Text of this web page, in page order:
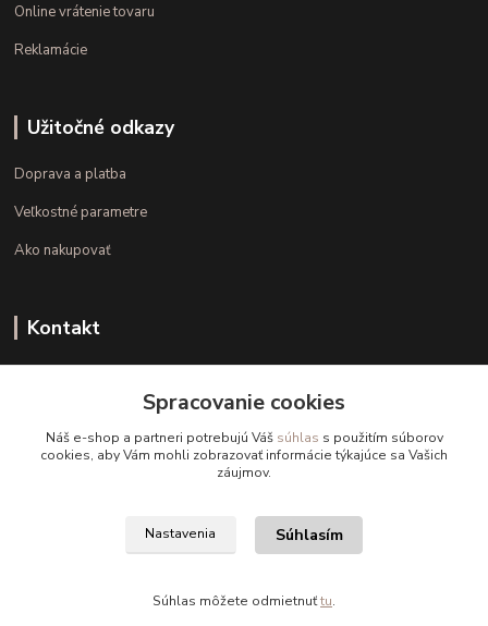
Online vrátenie tovaru
Reklamácie
Užitočné odkazy
Doprava a platba
Veľkostné parametre
Ako nakupovať
Kontakt
(Po.-Pi. 10.00 - 15.00)
info@kvalitnaBielizen.sk
Copyright © kvalitnabielizen.sk
Spracovanie cookies
Náš e-shop a partneri potrebujú Váš súhlas s použitím súborov
cookies, aby Vám mohli zobrazovať informácie týkajúce sa Vašich
záujmov.
Nastavenia Súhlasím
Súhlas môžete odmietnuťtu.